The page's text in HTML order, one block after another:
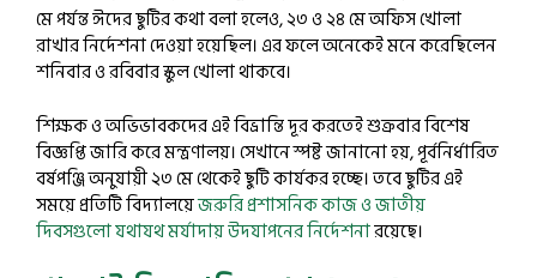
মে পর্যন্ত ঈদের ছুটির কথা বলা হলেও, ২৩ ও ২৪ মে অফিস খোলা
রাখার নির্দেশনা দেওয়া হয়েছিল। এর ফলে অনেকেই মনে করেছিলেন
শনিবার ও রবিবার স্কুল খোলা থাকবে।
শিক্ষক ও অভিভাবকদের এই বিভ্রান্তি দূর করতেই শুক্রবার বিশেষ
বিজ্ঞপ্তি জারি করে মন্ত্রণালয়। সেখানে স্পষ্ট জানানো হয়, পূর্বনির্ধারিত
বর্ষপঞ্জি অনুযায়ী ২৩ মে থেকেই ছুটি কার্যকর হচ্ছে। তবে ছুটির এই
সময়ে প্রতিটি বিদ্যালয়েজরুরি প্রশাসনিক কাজ ও জাতীয়
দিবসগুলো যথাযথ মর্যাদায় উদযাপনের নির্দেশনারয়েছে।